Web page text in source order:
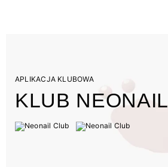
APLIKACJA KLUBOWA
KLUB NEONAIL